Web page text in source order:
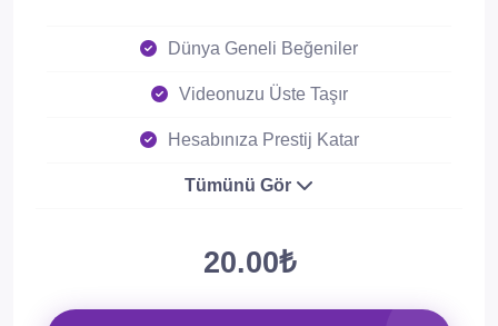
Dünya Geneli Beğeniler
Videonuzu Üste Taşır
Hesabınıza Prestij Katar
Tümünü Gör
20.00₺